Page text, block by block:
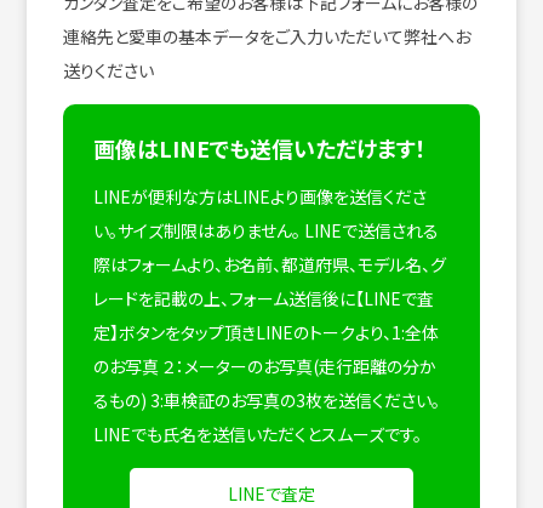
連絡先と愛車の基本データをご入力いただいて弊社へお
送りください
画像はLINEでも送信いただけます！
LINEが便利な方はLINEより画像を送信くださ
い。サイズ制限はありません。 LINEで送信される
際はフォームより、お名前、都道府県、モデル名、グ
レードを記載の上、フォーム送信後に【LINEで査
定】ボタンをタップ頂きLINEのトークより、1:全体
のお写真 ２：メーターのお写真(走行距離の分か
るもの) 3:車検証のお写真の3枚を送信ください。
LINEでも氏名を送信いただくとスムーズです。
LINEで査定